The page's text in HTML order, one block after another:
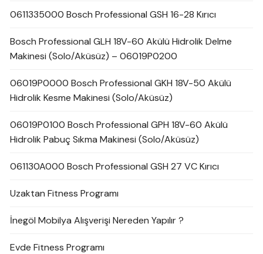
0611335000 Bosch Professional GSH 16-28 Kırıcı
Bosch Professional GLH 18V-60 Akülü Hidrolik Delme
Makinesi (Solo/Aküsüz) – 06019P0200
06019P0000 Bosch Professional GKH 18V-50 Akülü
Hidrolik Kesme Makinesi (Solo/Aküsüz)
06019P0100 Bosch Professional GPH 18V-60 Akülü
Hidrolik Pabuç Sıkma Makinesi (Solo/Aküsüz)
061130A000 Bosch Professional GSH 27 VC Kırıcı
Uzaktan Fitness Programı
İnegöl Mobilya Alışverişi Nereden Yapılır ?
Evde Fitness Programı